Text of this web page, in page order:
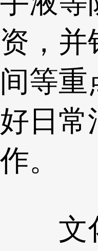
资，并
间等重
好日常
作。
文